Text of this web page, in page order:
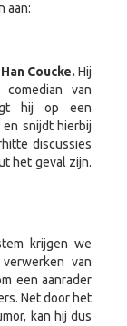
aan:
Han Coucke. Hij
van
hij op een
snijdt hierbij
discussies
het geval zijn.
krijgen we
van
een aanrader
Net door het
kan hij dus